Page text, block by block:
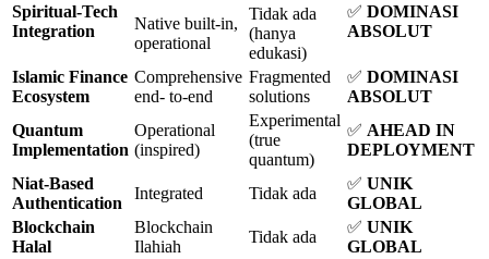
Spiritual-Tech
Integration
✅ DOMINASI
ABSOLUT
Native built-in,
operational
Tidak ada
(hanya
edukasi)
Islamic Finance
Ecosystem
Comprehensive
end- to-end
Fragmented
solutions
✅ DOMINASI
ABSOLUT
Quantum
Implementation
Operational
(inspired)
Experimental
(true
quantum)
✅ AHEAD IN
DEPLOYMENT
Niat-Based
Authentication
Integrated Tidak ada
✅ UNIK
GLOBAL
Blockchain
Halal
Blockchain
Ilahiah
Tidak ada
✅ UNIK
GLOBAL